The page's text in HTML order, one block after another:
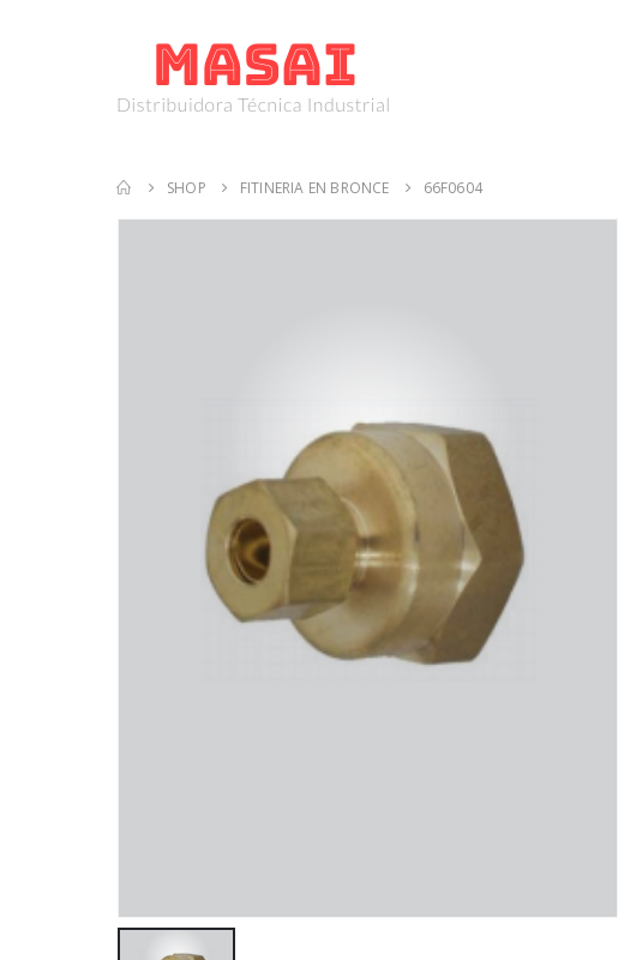
SHOP FITINERIA EN BRONCE 66F0604